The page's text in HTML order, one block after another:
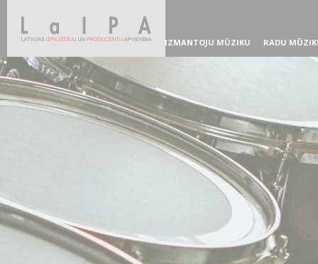
IZMANTOJU MŪZIKU RADU